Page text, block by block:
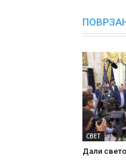
СВЕТ
Дали